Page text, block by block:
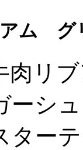
ム グ
肉リブ
ーシ
ター